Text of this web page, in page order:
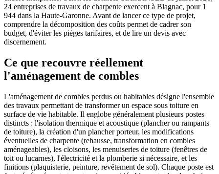
24 entreprises de travaux de charpente exercent à Blagnac, pour 1
944 dans la Haute-Garonne. Avant de lancer ce type de projet,
comprendre la décomposition des coûts permet de cadrer son
budget, d'éviter les pièges tarifaires, et de lire un devis avec
discernement.
Ce que recouvre réellement
l'aménagement de combles
L'aménagement de combles perdus ou habitables désigne l'ensemble
des travaux permettant de transformer un espace sous toiture en
surface de vie habitable. Il englobe généralement plusieurs postes
distincts : l'isolation thermique et acoustique (plancher ou rampants
de toiture), la création d'un plancher porteur, les modifications
éventuelles de charpente (rehausse, transformation en combles
aménageables), les cloisons, les menuiseries de toiture (fenêtres de
toit ou lucarnes), l'électricité et la plomberie si nécessaire, et les
finitions (plaquisterie, peinture, revêtement de sol). Chaque poste est